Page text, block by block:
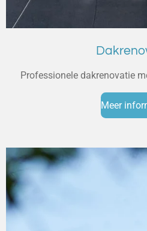
Professionele dakrenovatie
Meer